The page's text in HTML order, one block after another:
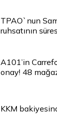
TPAO`nun
ruhsatının
A101’in
onay! 48
KKM